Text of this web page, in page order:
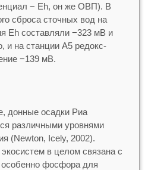
− Eh, он же ОВП). В
сброса сточных вод на
Eh составляли −323 мВ и
и на станции А5 редокс-
−139 мВ.
донные осадки Риа
различными уровнями
(Newton, Icely, 2002).
в целом связана с
особенно фосфора для